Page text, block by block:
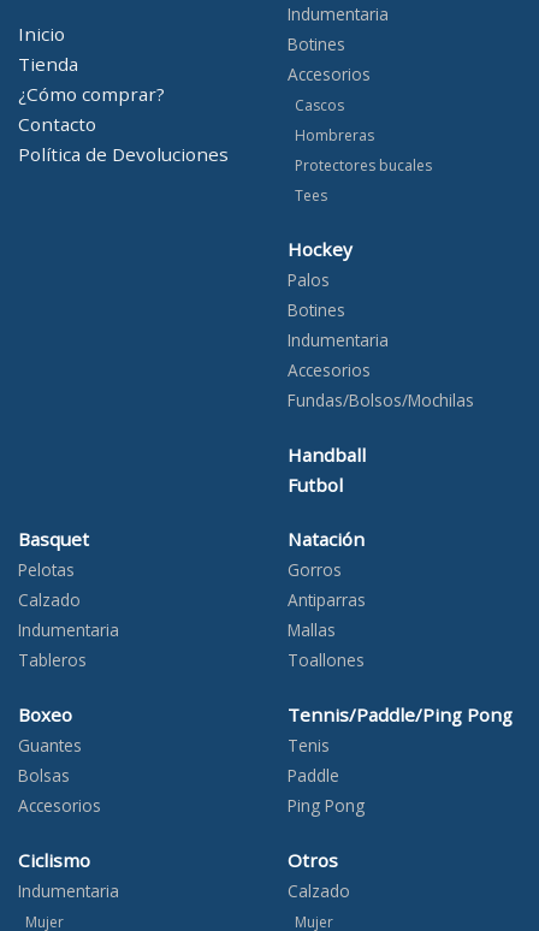
Inicio
Tienda
¿Cómo comprar?
Contacto
Política de Devoluciones
Indumentaria
Botines
Accesorios
Cascos
Hombreras
Protectores bucales
Tees
Hockey
Palos
Botines
Indumentaria
Accesorios
Fundas/Bolsos/Mochilas
Handball
Futbol
Basquet
Pelotas
Calzado
Indumentaria
Tableros
Boxeo
Guantes
Bolsas
Accesorios
Ciclismo
Indumentaria
Mujer
Natación
Gorros
Antiparras
Mallas
Toallones
Tennis/Paddle/Ping Pong
Tenis
Paddle
Ping Pong
Otros
Calzado
Mujer